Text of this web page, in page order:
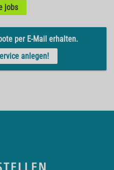
jobs
per E-Mail erhalten.
anlegen!